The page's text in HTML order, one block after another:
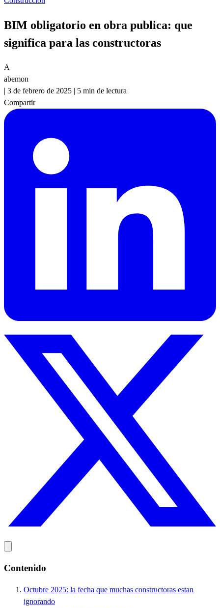
BIM obligatorio en obra publica: que
significa para las constructoras
A
abemon
| 3 de febrero de 2025 | 5 min de lectura
Compartir
Contenido
Octubre 2025: la fecha que muchas constructoras estan
ignorando